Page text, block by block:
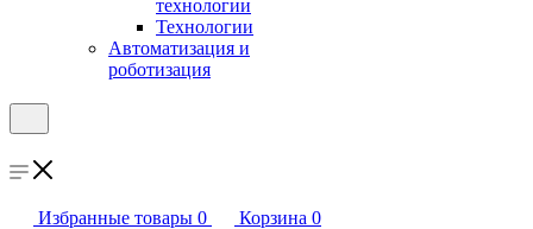
технологии
Технологии
Автоматизация и
роботизация
Избранные товары 0 Корзина 0